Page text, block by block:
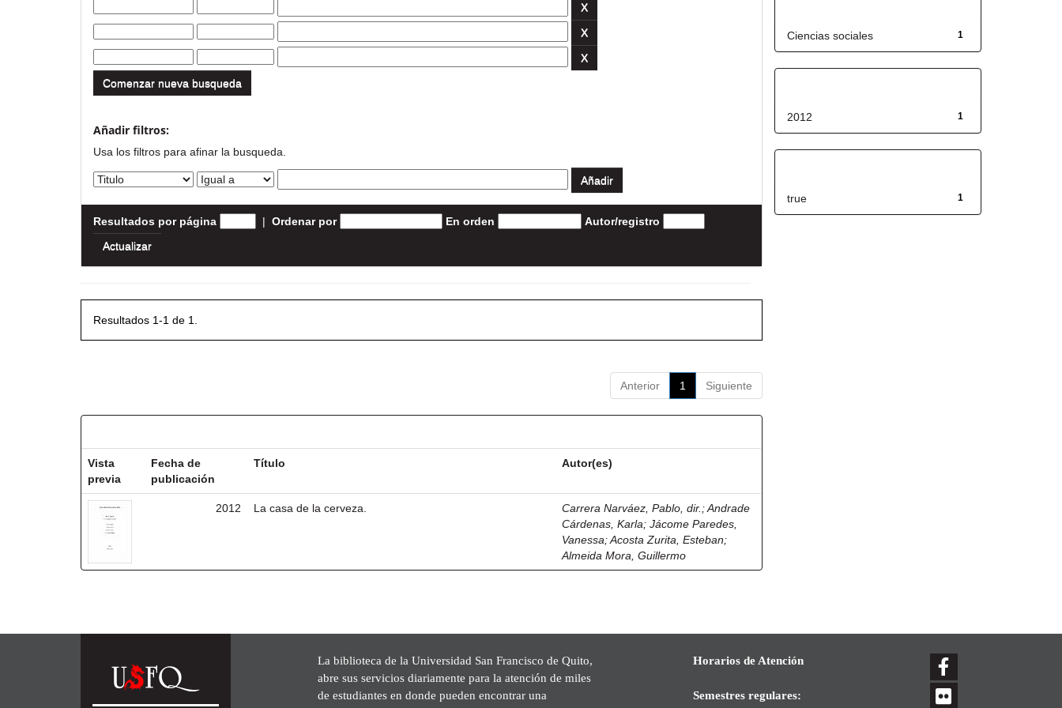
Comenzar nueva busqueda
Añadir filtros:
Usa los filtros para afinar la busqueda.
Resultados por página | Ordenar por En orden Autor/registro
Resultados 1-1 de 1.
Anterior 1 Siguiente
Vista
previa
Fecha de
publicación
Título Autor(es)
2012 La casa de la cerveza. Carrera Narváez, Pablo, dir. ;Andrade
Cárdenas, Karla;Jácome Paredes,
Vanessa;Acosta Zurita, Esteban;
Almeida Mora, Guillermo
1
Ciencias sociales
1
2012
1
true
La biblioteca de la Universidad San Francisco de Quito,
abre sus servicios diariamente para la atención de miles
de estudiantes en donde pueden encontrar una
Horarios de Atención
Semestres regulares: